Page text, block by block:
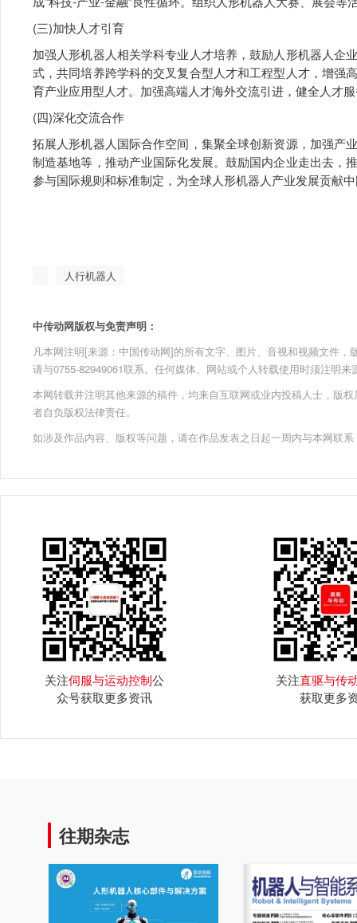
(三)加快人才引育
加强人形机器人相关学科专业人才培养，鼓励人形机器人企
式，共同培养跨学科的交叉复合型人才和工程型人才，增强
育产业应用型人才。加强高端人才海外交流引进，健全人才
(四)深化交流合作
拓展人形机器人国际合作空间，集聚全球创新资源，加强产
制造基地等，推动产业国际化发展。鼓励国内企业走出去，
参与国际规则和标准制定，为全球人形机器人产业发展贡献
人行机器人
中传动网版权与免责声明：
凡本网注明[来源：中国传动网]的所有文字、图片、音视和视频文件
请与0755-82949061联系。任何媒体、网站或个人转载使用时须注明
本网转载并注明其他来源的稿件，均来自互联网或业内投稿人士，版
者自负版权法律责任。
如涉及作品内容、版权等问题，请在作品发表之日起一周内与本网联
关注伺服与运动控制公
众号获取更多资讯
关注直驱与传
获取更多
往期杂志